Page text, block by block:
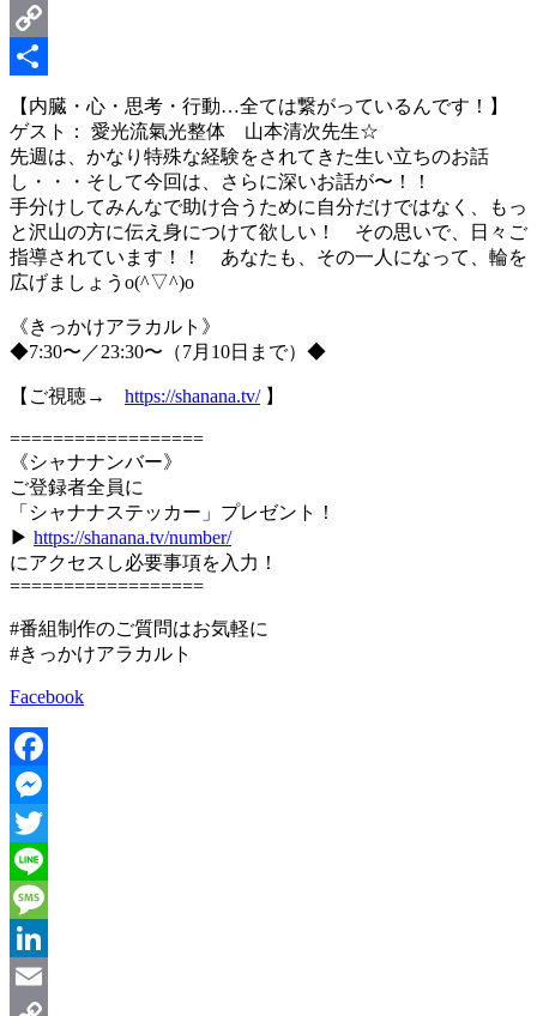
Email
Copy
Link
共
有
【内臓・心・思考・行動…全ては繋がっているんです！】
ゲスト： 愛光流氣光整体 山本清次先生☆
先週は、かなり特殊な経験をされてきた生い立ちのお話
し・・・そして今回は、さらに深いお話が〜！！
手分けしてみんなで助け合うために自分だけではなく、もっ
と沢山の方に伝え身につけて欲しい！ その思いで、日々ご
指導されています！！ あなたも、その一人になって、輪を
広げましょうo(^▽^)o
《きっかけアラカルト》
◆7:30〜／23:30〜（7月10日まで）◆
【ご視聴→ https://shanana.tv/】
==================
《シャナナンバー》
ご登録者全員に
「シャナナステッカー」プレゼント！
▶ https://shanana.tv/number/
にアクセスし必要事項を入力！
==================
#番組制作のご質問はお気軽に
#きっかけアラカルト
Facebook